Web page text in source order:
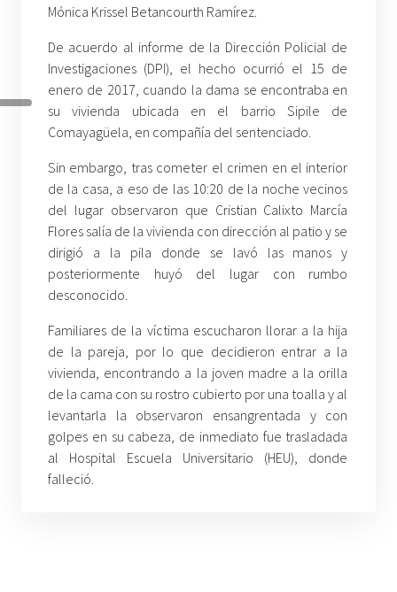
Mónica Krissel Betancourth Ramírez.
De acuerdo al informe de la Dirección Policial de
Investigaciones (DPI), el hecho ocurrió el 15 de
enero de 2017, cuando la dama se encontraba en
su vivienda ubicada en el barrio Sipile de
Comayagüela, en compañía del sentenciado.
Sin embargo, tras cometer el crimen en el interior
de la casa, a eso de las 10:20 de la noche vecinos
del lugar observaron que Cristian Calixto Marcía
Flores salía de la vivienda con dirección al patio y se
dirigió a la pila donde se lavó las manos y
posteriormente huyó del lugar con rumbo
desconocido.
Familiares de la víctima escucharon llorar a la hija
de la pareja, por lo que decidieron entrar a la
vivienda, encontrando a la joven madre a la orilla
de la cama con su rostro cubierto por una toalla y al
levantarla la observaron ensangrentada y con
golpes en su cabeza, de inmediato fue trasladada
al Hospital Escuela Universitario (HEU), donde
falleció.